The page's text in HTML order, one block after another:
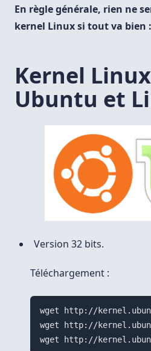
En règle générale, rien ne
kernel Linux si tout va bien
Kernel
Ubuntu et
Version 32 bits.
Téléchargement :
wget http://
wget http://